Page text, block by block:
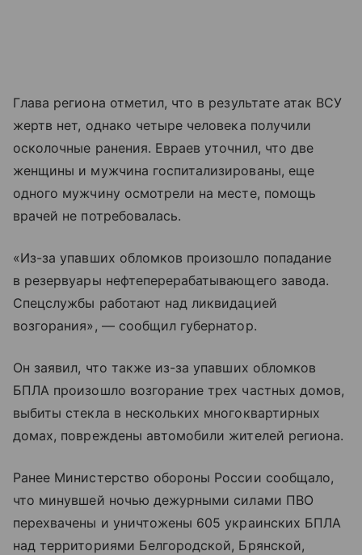
Глава региона отметил, что в результате атак ВСУ
жертв нет, однако четыре человека получили
осколочные ранения. Евраев уточнил, что две
женщины и мужчина госпитализированы, еще
одного мужчину осмотрели на месте, помощь
врачей не потребовалась.
«Из-за упавших обломков произошло попадание
в резервуары нефтеперерабатывающего завода.
Спецслужбы работают над ликвидацией
возгорания», — сообщил губернатор.
Он заявил, что также из-за упавших обломков
БПЛА произошло возгорание трех частных домов,
выбиты стекла в нескольких многоквартирных
домах, повреждены автомобили жителей региона.
Ранее Министерство обороны России сообщало,
что минувшей ночью дежурными силами ПВО
перехвачены и уничтожены 605 украинских БПЛА
над территориями Белгородской, Брянской,